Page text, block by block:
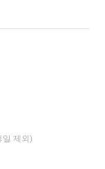
일 제외)